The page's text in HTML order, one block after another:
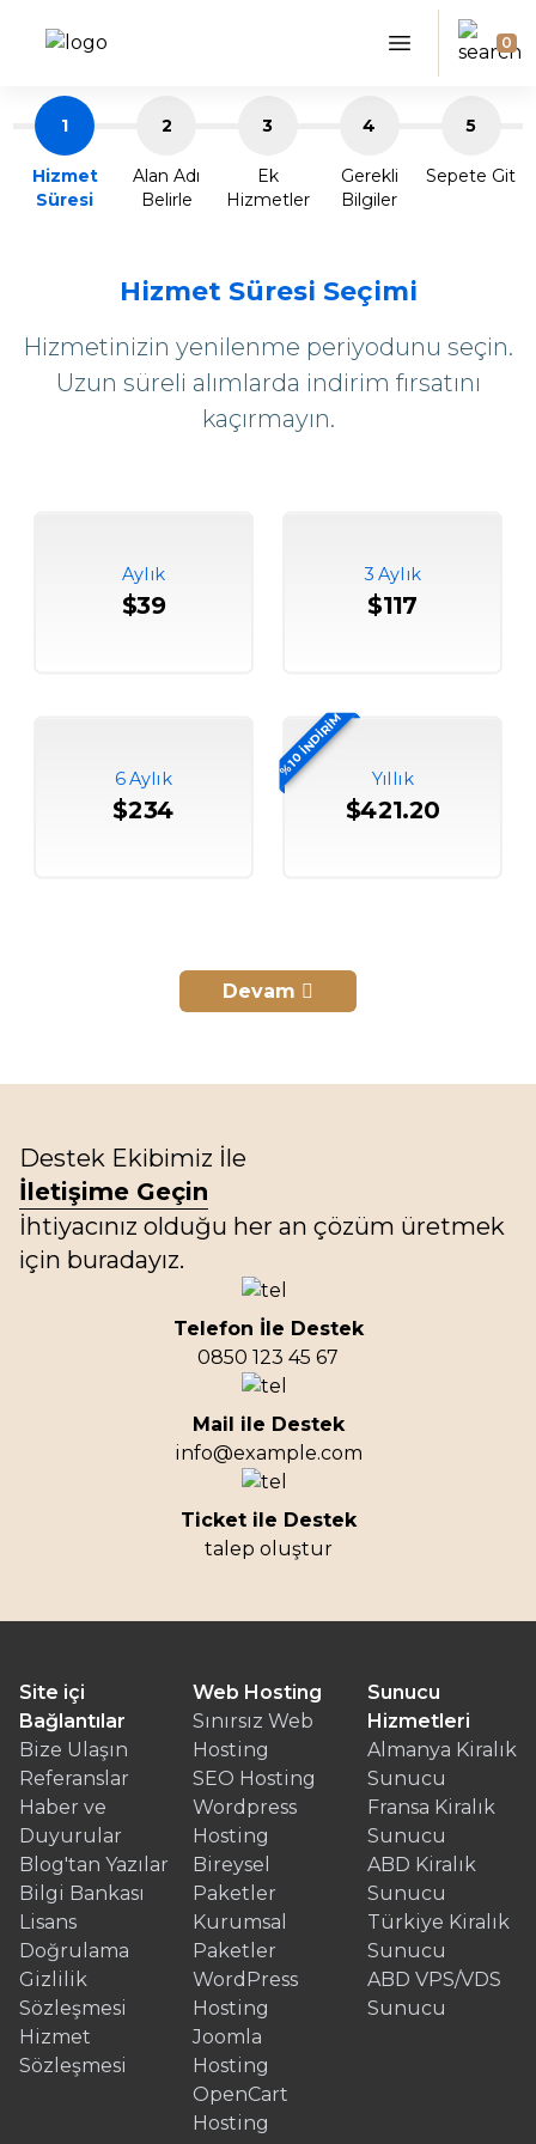
0
1
Hizmet
Süresi
2
Alan Adı
Belirle
3
Ek
Hizmetler
4
Gerekli
Bilgiler
5
Sepete Git
Hizmet Süresi Seçimi
Hizmetinizin yenilenme periyodunu seçin.
Uzun süreli alımlarda indirim fırsatını
kaçırmayın.
Aylık
$39
3 Aylık
$117
6 Aylık
$234
%10 İNDİRİM
Yıllık
$421.20
Devam
Destek Ekibimiz İle
İletişime Geçin
İhtiyacınız olduğu her an çözüm üretmek
için buradayız.
Telefon İle Destek
0850 123 45 67
Mail ile Destek
info@example.com
Ticket ile Destek
talep oluştur
Site içi
Bağlantılar
Bize Ulaşın
Referanslar
Haber ve
Duyurular
Blog'tan Yazılar
Bilgi Bankası
Lisans
Doğrulama
Gizlilik
Sözleşmesi
Hizmet
Sözleşmesi
Web Hosting
Sınırsız Web
Hosting
SEO Hosting
Wordpress
Hosting
Bireysel
Paketler
Kurumsal
Paketler
WordPress
Hosting
Joomla
Hosting
OpenCart
Hosting
Sunucu
Hizmetleri
Almanya Kiralık
Sunucu
Fransa Kiralık
Sunucu
ABD Kiralık
Sunucu
Türkiye Kiralık
Sunucu
ABD VPS/VDS
Sunucu